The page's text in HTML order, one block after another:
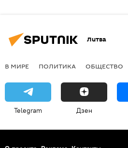
Литва
В МИРЕ ПОЛИТИКА ОБЩЕСТВО
Telegram Дзен